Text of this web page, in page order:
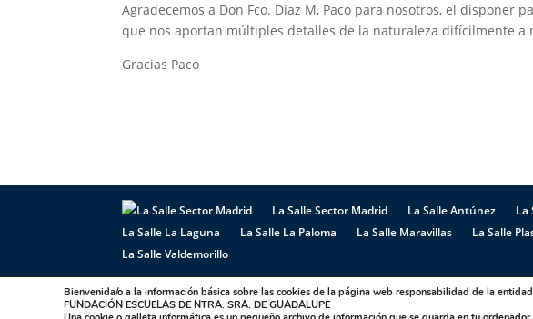
Agradecemos a Don Fco. Díaz M, Paco para nosotros, el disponer
que nos aportan múltiples detalles de la naturaleza difícilmente a
Gracias Paco
La Salle Sector Madrid La Salle Antúnez La
La Salle La Laguna
La Salle La Paloma La Salle Maravillas La Salle
La Salle Valdemorillo
Designed by showin -Política de Privacidad Compromiso con la
Bienvenida/o a la información básica sobre las cookies de la página web responsabilidad de la
FUNDACIÓN ESCUELAS DE NTRA. SRA. DE GUADALUPE